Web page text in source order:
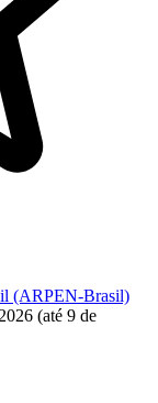
(ARPEN-Brasil)
(até 9 de